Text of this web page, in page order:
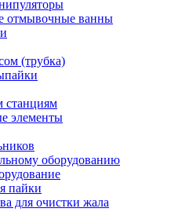
отмывочные ванны
(трубка)
станциям
элементы
оборудованию
пайки
для очистки жала